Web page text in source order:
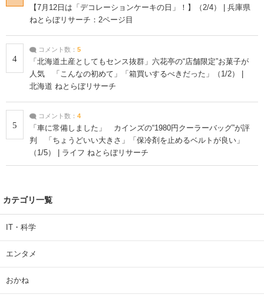
【7月12日は「デコレーションケーキの日」！】（2/4） | 兵庫県
ねとらぼリサーチ：2ページ目
4
コメント数： 5
「北海道土産としてもセンス抜群」六花亭の“店舗限定”お菓子が
人気 「こんなの初めて」「箱買いするべきだった」（1/2） |
北海道 ねとらぼリサーチ
5
コメント数： 4
「車に常備しました」 カインズの“1980円クーラーバッグ”が評
判 「ちょうどいい大きさ」「保冷剤を止めるベルトが良い」
（1/5） | ライフ ねとらぼリサーチ
カテゴリ一覧
IT・科学
エンタメ
おかね